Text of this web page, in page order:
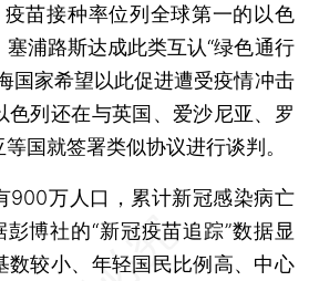
接种率位列全球第一的以色
浦路斯达成此类互认“绿色通行
国家希望以此促进遭受疫情冲击
色列还在与英国、爱沙尼亚、罗
国就签署类似协议进行谈判。
万人口，累计新冠感染病亡
博社的“新冠疫苗追踪”数据显
数较小、年轻国民比例高、中心